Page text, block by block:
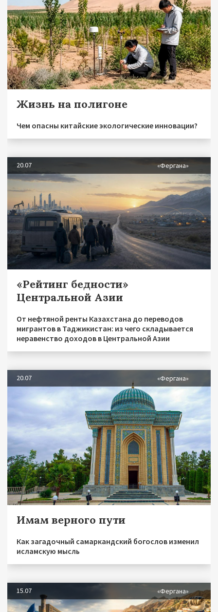
Жизнь на полигоне
Чем опасны китайские экологические инновации?
20.07 «Фергана»
«Рейтинг бедности»
Центральной Азии
От нефтяной ренты Казахстана до переводов
мигрантов в Таджикистан: из чего складывается
неравенство доходов в Центральной Азии
20.07 «Фергана»
Имам верного пути
Как загадочный самаркандский богослов изменил
исламскую мысль
15.07 «Фергана»